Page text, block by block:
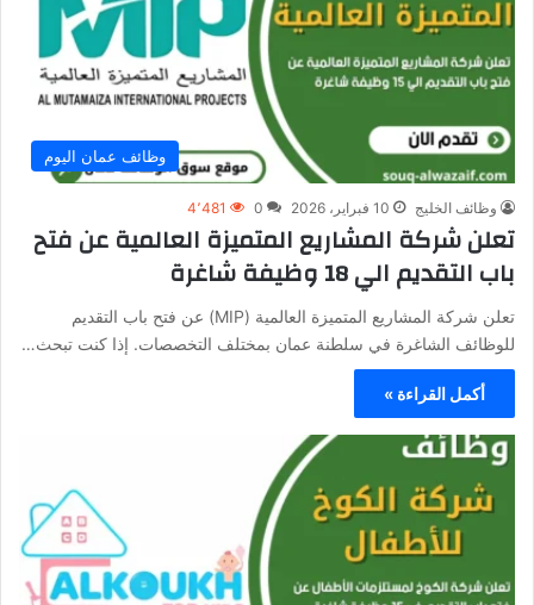
وظائف عمان اليوم
وظائف الخليج 10 فبراير، 2026 0 4٬481
تعلن شركة المشاريع المتميزة العالمية عن فتح
باب التقديم الي 18 وظيفة شاغرة
تعلن شركة المشاريع المتميزة العالمية (MIP) عن فتح باب التقديم
للوظائف الشاغرة في سلطنة عمان بمختلف التخصصات. إذا كنت تبحث…
أكمل القراءة »